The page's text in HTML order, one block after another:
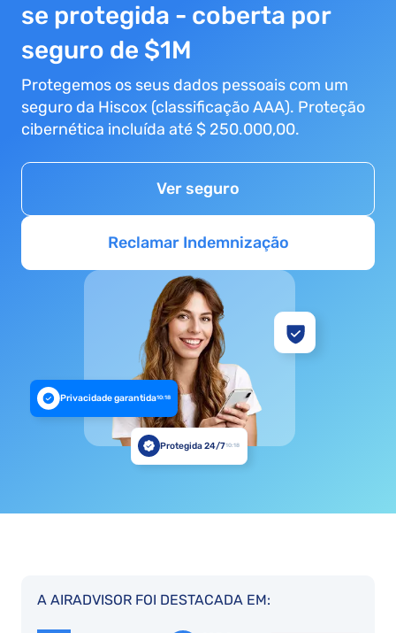
se protegida - coberta por
seguro de $1M
Protegemos os seus dados pessoais com um
seguro da Hiscox (classificação AAA). Proteção
cibernética incluída até $ 250.000,00.
Ver seguro
Reclamar Indemnização
Privacidade garantida10:18
Protegida 24/710:18
A AIRADVISOR FOI DESTACADA EM: